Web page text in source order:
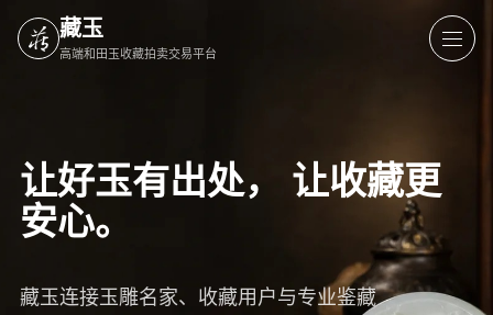
藏玉
高端和田玉收藏拍卖交易平台
让好玉有出处，
让收藏更
安心。
藏玉连接玉雕名家、收藏用户与专业鉴藏